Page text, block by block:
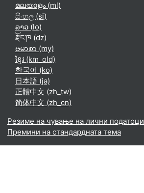
മലയാളം ‎(ml)‎
සිංහල ‎(si)‎
ລາວ ‎(lo)‎
རྫོང་ཁ ‎(dz)‎
ဗမာစာ ‎(my)‎
ខ្មែរ ‎(km_old)‎
한국어 ‎(ko)‎
日本語 ‎(ja)‎
正體中文 ‎(zh_tw)‎
简体中文 ‎(zh_cn)‎
Резиме на чување на лични податоци
Премини на стандардната тема